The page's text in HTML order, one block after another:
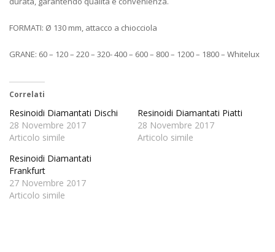
FORMATI: Ø 130 mm, attacco a chiocciola
GRANE: 60 – 120 – 220 – 320- 400 – 600 – 800 – 1200 – 1800 – Whitelux
Correlati
Resinoidi Diamantati Dischi
28 Novembre 2017
Articolo simile
Resinoidi Diamantati Piatti
28 Novembre 2017
Articolo simile
Resinoidi Diamantati
Frankfurt
27 Novembre 2017
Articolo simile